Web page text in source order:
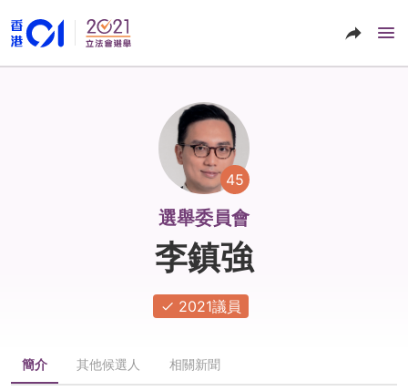
45
選舉委員會
李鎮強
2021議員
簡介 其他候選人 相關新聞